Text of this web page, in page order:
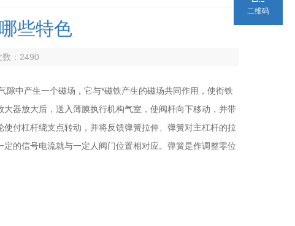
些特色
： 2490
中产生一个磁场，它与*磁铁产生的磁场共同作用，使衔铁
器放大后，送入薄膜执行机构气室，使阀杆向下移动，并带
付杠杆绕支点转动，并将反馈弹簧拉伸、弹簧对主杠杆的拉
的信号电流就与一定人阀门位置相对应。弹簧是作调整零位
二维码